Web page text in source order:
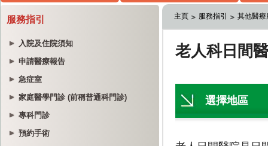
服務指引
入院及住院須知
申請醫療報告
急症室
家庭醫學門診 (前稱普通科門診)
專科門診
預約手術
主頁 服務指引 其他醫療